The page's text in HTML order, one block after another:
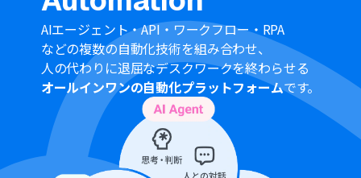
AIエージェント・API・ワークフロー・RPA
などの複数の自動化技術を組み合わせ、
人の代わりに退屈なデスクワークを終わらせる
オールインワンの自動化プラットフォームです。